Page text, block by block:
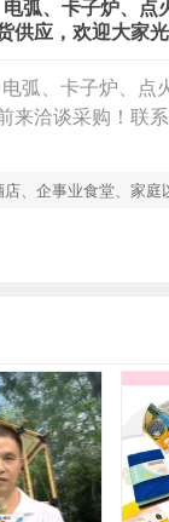
弧、卡子炉、
供应，欢迎大家光
弧、卡子炉、点
来洽谈采购！联
、企事业食堂、家庭